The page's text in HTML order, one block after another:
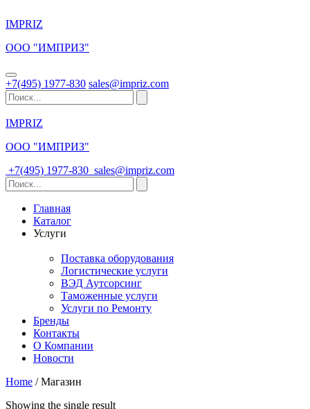
IMPRIZ
ООО "ИМПРИЗ"
+7(495) 1977-830 sales@impriz.com
IMPRIZ
ООО "ИМПРИЗ"
+7(495) 1977-830 sales@impriz.com
Главная
Каталог
Услуги
Поставка оборудования
Логистические услуги
ВЭД Аутсорсинг
Таможенные услуги
Услуги по Ремонту
Бренды
Контакты
О Компании
Новости
Home / Магазин
Showing the single result